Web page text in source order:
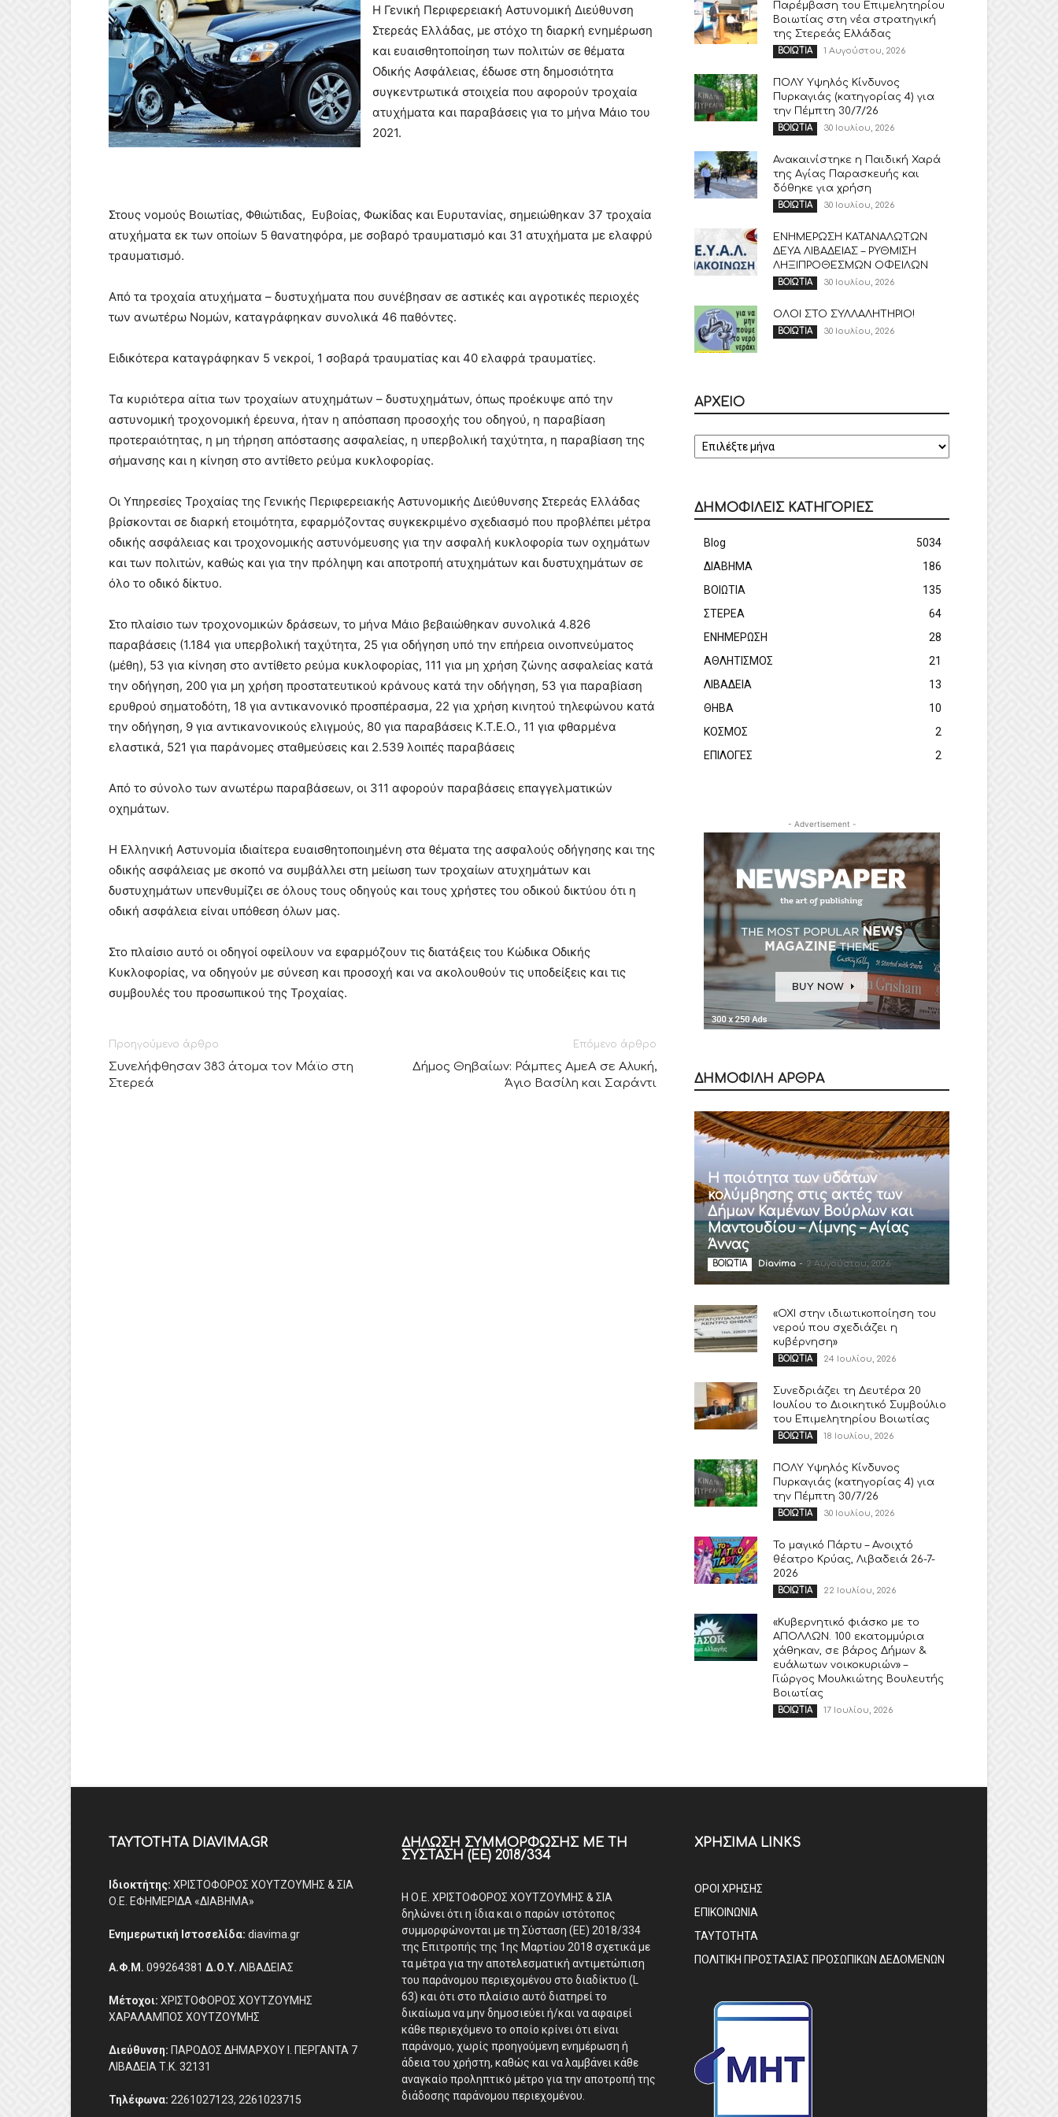
Η Γενική Περιφερειακή Αστυνομική Διεύθυνση
Στερεάς Ελλάδας, με στόχο τη διαρκή ενημέρωση
και ευαισθητοποίηση των πολιτών σε θέματα
Οδικής Ασφάλειας, έδωσε στη δημοσιότητα
συγκεντρωτικά στοιχεία που αφορούν τροχαία
ατυχήματα και παραβάσεις για το μήνα Μάιο του
2021.
Στους νομούς Βοιωτίας, Φθιώτιδας, Ευβοίας, Φωκίδας και Ευρυτανίας, σημειώθηκαν 37 τροχαία
ατυχήματα εκ των οποίων 5 θανατηφόρα, με σοβαρό τραυματισμό και 31 ατυχήματα με ελαφρύ
τραυματισμό.
Από τα τροχαία ατυχήματα – δυστυχήματα που συνέβησαν σε αστικές και αγροτικές περιοχές
των ανωτέρω Νομών, καταγράφηκαν συνολικά 46 παθόντες.
Ειδικότερα καταγράφηκαν 5 νεκροί, 1 σοβαρά τραυματίας και 40 ελαφρά τραυματίες.
Τα κυριότερα αίτια των τροχαίων ατυχημάτων – δυστυχημάτων, όπως προέκυψε από την
αστυνομική τροχονομική έρευνα, ήταν η απόσπαση προσοχής του οδηγού, η παραβίαση
προτεραιότητας, η μη τήρηση απόστασης ασφαλείας, η υπερβολική ταχύτητα, η παραβίαση της
σήμανσης και η κίνηση στο αντίθετο ρεύμα κυκλοφορίας.
Οι Υπηρεσίες Τροχαίας της Γενικής Περιφερειακής Αστυνομικής Διεύθυνσης Στερεάς Ελλάδας
βρίσκονται σε διαρκή ετοιμότητα, εφαρμόζοντας συγκεκριμένο σχεδιασμό που προβλέπει μέτρα
οδικής ασφάλειας και τροχονομικής αστυνόμευσης για την ασφαλή κυκλοφορία των οχημάτων
και των πολιτών, καθώς και για την πρόληψη και αποτροπή ατυχημάτων και δυστυχημάτων σε
όλο το οδικό δίκτυο.
Στο πλαίσιο των τροχονομικών δράσεων, το μήνα Μάιο βεβαιώθηκαν συνολικά 4.826
παραβάσεις (1.184 για υπερβολική ταχύτητα, 25 για οδήγηση υπό την επήρεια οινοπνεύματος
(μέθη), 53 για κίνηση στο αντίθετο ρεύμα κυκλοφορίας, 111 για μη χρήση ζώνης ασφαλείας κατά
την οδήγηση, 200 για μη χρήση προστατευτικού κράνους κατά την οδήγηση, 53 για παραβίαση
ερυθρού σηματοδότη, 18 για αντικανονικό προσπέρασμα, 22 για χρήση κινητού τηλεφώνου κατά
την οδήγηση, 9 για αντικανονικούς ελιγμούς, 80 για παραβάσεις Κ.Τ.Ε.Ο., 11 για φθαρμένα
ελαστικά, 521 για παράνομες σταθμεύσεις και 2.539 λοιπές παραβάσεις
Από το σύνολο των ανωτέρω παραβάσεων, οι 311 αφορούν παραβάσεις επαγγελματικών
οχημάτων.
Η Ελληνική Αστυνομία ιδιαίτερα ευαισθητοποιημένη στα θέματα της ασφαλούς οδήγησης και της
οδικής ασφάλειας με σκοπό να συμβάλλει στη μείωση των τροχαίων ατυχημάτων και
δυστυχημάτων υπενθυμίζει σε όλους τους οδηγούς και τους χρήστες του οδικού δικτύου ότι η
οδική ασφάλεια είναι υπόθεση όλων μας.
Στο πλαίσιο αυτό οι οδηγοί οφείλουν να εφαρμόζουν τις διατάξεις του Κώδικα Οδικής
Κυκλοφορίας, να οδηγούν με σύνεση και προσοχή και να ακολουθούν τις υποδείξεις και τις
συμβουλές του προσωπικού της Τροχαίας.
Προηγούμενο άρθρο
Συνελήφθησαν 383 άτομα τον Μάϊο στη
Στερεά
Επόμενο άρθρο
Δήμος Θηβαίων: Ράμπες ΑμεΑ σε Αλυκή,
Άγιο Βασίλη και Σαράντι
Παρέμβαση του Επιμελητηρίου
Βοιωτίας στη νέα στρατηγική
της Στερεάς Ελλάδας
ΒΟΙΩΤΙΑ 1 Αυγούστου, 2026
ΠΟΛΥ Υψηλός Κίνδυνος
Πυρκαγιάς (κατηγορίας 4) για
την Πέμπτη 30/7/26
ΒΟΙΩΤΙΑ 30 Ιουλίου, 2026
Ανακαινίστηκε η Παιδική Χαρά
της Αγίας Παρασκευής και
δόθηκε για χρήση
ΒΟΙΩΤΙΑ 30 Ιουλίου, 2026
ΕΝΗΜΕΡΩΣΗ ΚΑΤΑΝΑΛΩΤΩΝ
ΔΕΥΑ ΛΙΒΑΔΕΙΑΣ – ΡΥΘΜΙΣΗ
ΛΗΞΙΠΡΟΘΕΣΜΩΝ ΟΦΕΙΛΩΝ
ΒΟΙΩΤΙΑ 30 Ιουλίου, 2026
ΟΛΟΙ ΣΤΟ ΣΥΛΛΑΛΗΤΗΡΙΟ!
ΒΟΙΩΤΙΑ 30 Ιουλίου, 2026
ΑΡΧΕΙΟ
ΔΗΜΟΦΙΛΕΙΣ ΚΑΤΗΓΟΡΙΕΣ
Blog
5034
ΔΙΑΒΗΜΑ
186
ΒΟΙΩΤΙΑ
135
ΣΤΕΡΕΑ
64
ΕΝΗΜΕΡΩΣΗ
28
ΑΘΛΗΤΙΣΜΟΣ
21
ΛΙΒΑΔΕΙΑ
13
ΘΗΒΑ
10
ΚΟΣΜΟΣ
2
ΕΠΙΛΟΓΕΣ
2
- Advertisement -
ΔΗΜΟΦΙΛΗ ΑΡΘΡΑ
Η ποιότητα των υδάτων
κολύμβησης στις ακτές των
Δήμων Καμένων Βούρλων και
Μαντουδίου – Λίμνης – Αγίας
Άννας
ΒΟΙΩΤΙΑ Diavima - 2 Αυγούστου, 2026
«ΟΧΙ στην ιδιωτικοποίηση του
νερού που σχεδιάζει η
κυβέρνηση»
ΒΟΙΩΤΙΑ 24 Ιουλίου, 2026
Συνεδριάζει τη Δευτέρα 20
Ιουλίου το Διοικητικό Συμβούλιο
του Επιμελητηρίου Βοιωτίας
ΒΟΙΩΤΙΑ 18 Ιουλίου, 2026
ΠΟΛΥ Υψηλός Κίνδυνος
Πυρκαγιάς (κατηγορίας 4) για
την Πέμπτη 30/7/26
ΒΟΙΩΤΙΑ 30 Ιουλίου, 2026
Το μαγικό Πάρτυ – Ανοιχτό
θέατρο Κρύας, Λιβαδειά 26-7-
2026
ΒΟΙΩΤΙΑ 22 Ιουλίου, 2026
«Κυβερνητικό φιάσκο με το
ΑΠΟΛΛΩΝ. 100 εκατομμύρια
χάθηκαν, σε βάρος Δήμων &
ευάλωτων νοικοκυριών» –
Γιώργος Μουλκιώτης Βουλευτής
Βοιωτίας
ΒΟΙΩΤΙΑ 17 Ιουλίου, 2026
ΤΑΥΤΟΤΗΤΑ DIAVIMA.GR
Ιδιοκτήτης: ΧΡΙΣΤΟΦΟΡΟΣ ΧΟΥΤΖΟΥΜΗΣ & ΣΙΑ
Ο.Ε. ΕΦΗΜΕΡΙΔΑ «ΔΙΑΒΗΜΑ»
Ενημερωτική Ιστοσελίδα: diavima.gr
Α.Φ.Μ. 099264381 Δ.Ο.Υ. ΛΙΒΑΔΕΙΑΣ
Μέτοχοι: ΧΡΙΣΤΟΦΟΡΟΣ ΧΟΥΤΖΟΥΜΗΣ
ΧΑΡΑΛΑΜΠΟΣ ΧΟΥΤΖΟΥΜΗΣ
Διεύθυνση: ΠΑΡΟΔΟΣ ΔΗΜΑΡΧΟΥ Ι. ΠΕΡΓΑΝΤΑ 7
ΛΙΒΑΔΕΙΑ Τ.Κ. 32131
Τηλέφωνα: 2261027123, 2261023715
ΔΉΛΩΣΗ ΣΥΜΜΌΡΦΩΣΗΣ ΜΕ ΤΗ
ΣΎΣΤΑΣΗ (ΕΕ) 2018/334
Η Ο.Ε. ΧΡΙΣΤΟΦΟΡΟΣ ΧΟΥΤΖΟΥΜΗΣ & ΣΙΑ
δηλώνει ότι η ίδια και ο παρών ιστότοπος
συμμορφώνονται με τη Σύσταση (ΕΕ) 2018/334
της Επιτροπής της 1ης Μαρτίου 2018 σχετικά με
τα μέτρα για την αποτελεσματική αντιμετώπιση
του παράνομου περιεχομένου στο διαδίκτυο (L
63) και ότι στο πλαίσιο αυτό διατηρεί το
δικαίωμα να μην δημοσιεύει ή/και να αφαιρεί
κάθε περιεχόμενο το οποίο κρίνει ότι είναι
παράνομο, χωρίς προηγούμενη ενημέρωση ή
άδεια του χρήστη, καθώς και να λαμβάνει κάθε
αναγκαίο προληπτικό μέτρο για την αποτροπή της
διάδοσης παράνομου περιεχομένου.
ΧΡΗΣΙΜΑ LINKS
ΟΡΟΙ ΧΡΗΣΗΣ
ΕΠΙΚΟΙΝΩΝΙΑ
ΤΑΥΤΟΤΗΤΑ
ΠΟΛΙΤΙΚΗ ΠΡΟΣΤΑΣΙΑΣ ΠΡΟΣΩΠΙΚΩΝ ΔΕΔΟΜΕΝΩΝ